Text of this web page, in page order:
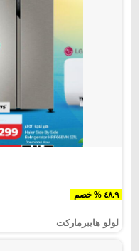
٤٨.٩ % خصم
لولو هايبرماركت